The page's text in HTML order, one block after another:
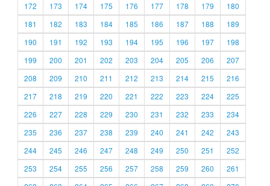
172
173 174 175 176 177 178 179
180
181
182 183 184 185 186 187 188
189
190
191 192 193 194 195 196 197
198
199
200 201 202 203 204 205 206
207
208
209 210 211 212 213 214 215
216
217
218 219 220 221 222 223 224
225
226
227 228 229 230 231 232 233
234
235
236 237 238 239 240 241 242
243
244
245 246 247 248 249 250 251
252
253
254 255 256 257 258 259 260
261